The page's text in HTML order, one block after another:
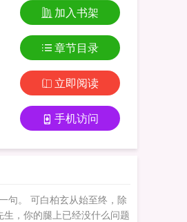
加入书架
章节目录
立即阅读
手机访问
句。 可白柏玄从始至终，除
，你的腿上已经没什么问题